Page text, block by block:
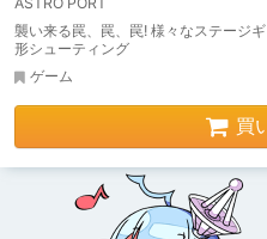
襲い来る罠、罠、罠! 様々なステージ
形シューティング
ゲーム
買